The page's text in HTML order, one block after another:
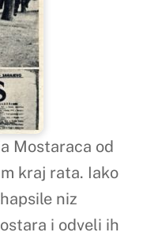
Mostaraca od
kraj rata. Iako
niz
i odveli ih